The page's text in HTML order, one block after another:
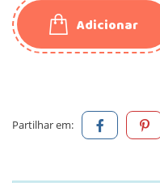
Adicionar
Partilhar em: